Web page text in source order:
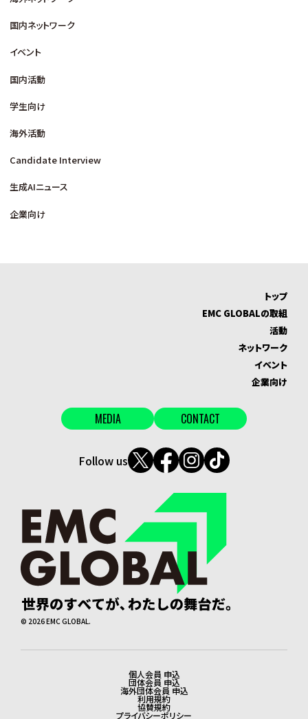
国内ネットワーク
イベント
国内活動
学生向け
海外活動
Candidate Interview
生成AIニュース
企業向け
© 2026EMC GLOBAL.
トップ
EMC GLOBALの取組
活動
ネットワーク
イベント
企業向け
MEDIA CONTACT
Follow us
個人会員 申込
団体会員 申込
海外団体会員 申込
利用規約
協賛規約
プライバシーポリシー